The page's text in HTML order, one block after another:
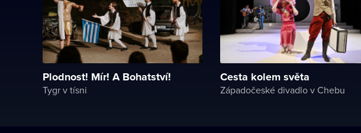
Plodnost! Mír! A Bohatství!
Tygr v tísni
Cesta kolem světa
Západočeské divadlo v Chebu